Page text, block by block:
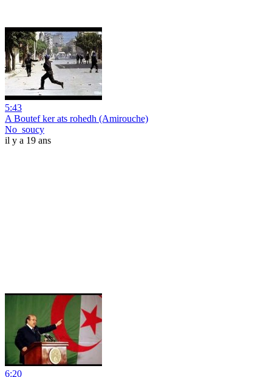
5:43
A Boutef ker ats rohedh (Amirouche)
No_soucy
il y a 19 ans
6:20